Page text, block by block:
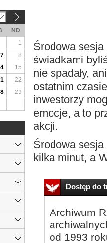
Środowa sesja
świadkami
nie spadały,
ostatnim
inwestorzy
emocje, a to
akcji.
Środowa sesja
kilka minut, a
Dostęp do
Archiwum
od 1993
ND
1
7
8
15
22
29